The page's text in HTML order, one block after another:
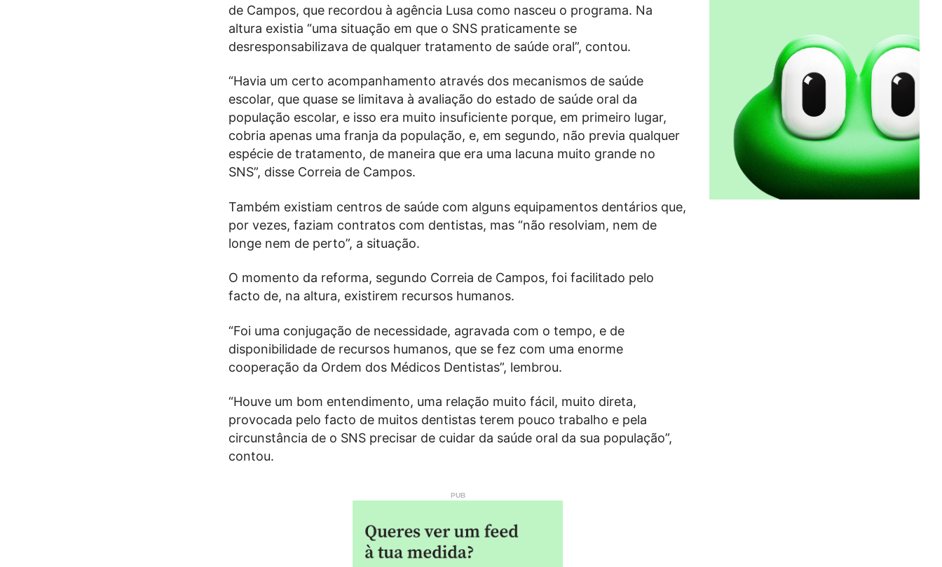
de Campos, que recordou à agência Lusa como nasceu o programa. Na
altura existia “uma situação em que o SNS praticamente se
desresponsabilizava de qualquer tratamento de saúde oral”, contou.
“Havia um certo acompanhamento através dos mecanismos de saúde
escolar, que quase se limitava à avaliação do estado de saúde oral da
população escolar, e isso era muito insuficiente porque, em primeiro lugar,
cobria apenas uma franja da população, e, em segundo, não previa qualquer
espécie de tratamento, de maneira que era uma lacuna muito grande no
SNS”, disse Correia de Campos.
Também existiam centros de saúde com alguns equipamentos dentários que,
por vezes, faziam contratos com dentistas, mas “não resolviam, nem de
longe nem de perto”, a situação.
O momento da reforma, segundo Correia de Campos, foi facilitado pelo
facto de, na altura, existirem recursos humanos.
“Foi uma conjugação de necessidade, agravada com o tempo, e de
disponibilidade de recursos humanos, que se fez com uma enorme
cooperação da Ordem dos Médicos Dentistas”, lembrou.
“Houve um bom entendimento, uma relação muito fácil, muito direta,
provocada pelo facto de muitos dentistas terem pouco trabalho e pela
circunstância de o SNS precisar de cuidar da saúde oral da sua população”,
contou.